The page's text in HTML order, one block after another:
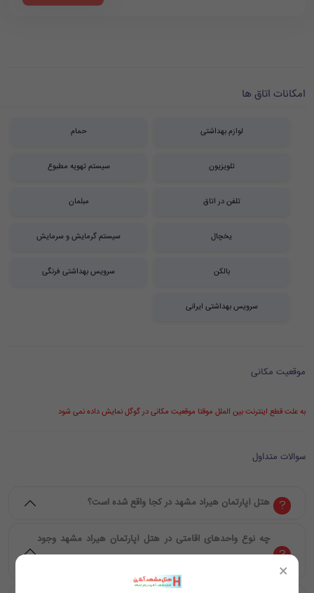
امکانات اتاق ها
لوازم بهداشتی حمام
تلویزیون سیستم تهویه مطبوع
تلفن در اتاق مبلمان
یخچال سیستم گرمایش و سرمایش
بالکن سرویس بهداشتی فرنگی
سرویس بهداشتی ایرانی
موقعیت مکانی
به علت قطع اینترنت بین الملل موقتا موقعیت مکانی در گوگل نمایش داده نمی شود
سوالات متداول
هتل آپارتمان هیراد مشهد در کجا واقع شده است؟
چه نوع واحدهای اقامتی در هتل آپارتمان هیراد مشهد وجود
×